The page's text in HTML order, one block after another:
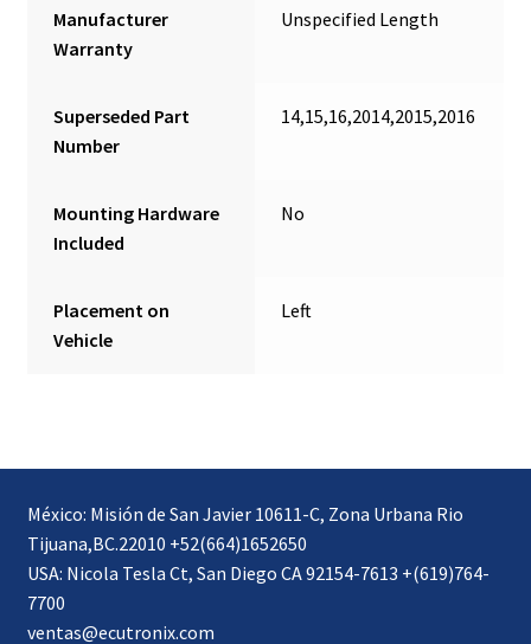
Manufacturer
Warranty
Unspecified Length
Superseded Part
Number
14,15,16,2014,2015,2016
Mounting Hardware
Included
No
Placement on
Vehicle
Left
México: Misión de San Javier 10611-C, Zona Urbana Rio
Tijuana,BC.22010 +52(664)1652650
USA: Nicola Tesla Ct, San Diego CA 92154-7613 +(619)764-
7700
ventas@ecutronix.com